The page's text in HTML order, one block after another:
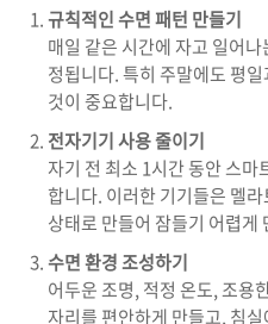
규칙적인 수면 패턴 만들기
매일 같은 시간에 자고 일어
정됩니다. 특히 주말에도 평
것이 중요합니다.
전자기기 사용 줄이기
자기 전 최소 1시간 동안 스
합니다. 이러한 기기들은 멜
상태로 만들어 잠들기 어렵게
수면 환경 조성하기
어두운 조명, 적정 온도, 조용
자리를 편안하게 만들고, 침